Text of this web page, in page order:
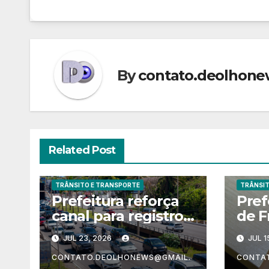
By
Related Post
TRÂNSITO E TRANSPORTE
Prefeitura reforça
canal para registro
de acidentes de
trânsito em Lauro
de Freitas
JUL 23, 2026
CONTATO.DEOLHONEWS@GMAIL.
de
JUL